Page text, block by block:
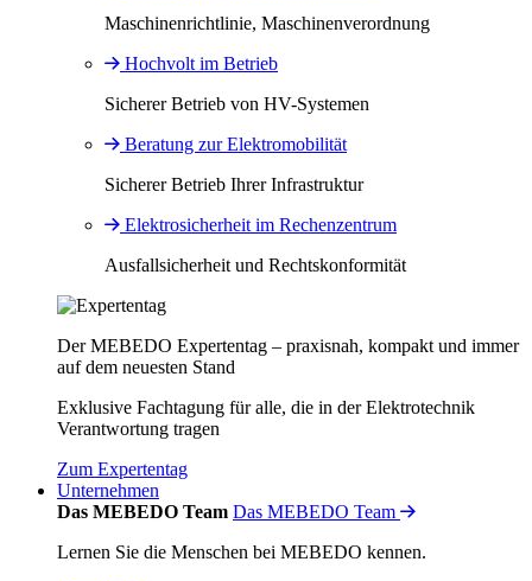
Maschinenrichtlinie, Maschinenverordnung
Hochvolt im Betrieb
Sicherer Betrieb von HV-Systemen
Beratung zur Elektromobilität
Sicherer Betrieb Ihrer Infrastruktur
Elektrosicherheit im Rechenzentrum
Ausfallsicherheit und Rechtskonformität
Der MEBEDO Expertentag – praxisnah, kompakt und immer
auf dem neuesten Stand
Exklusive Fachtagung für alle, die in der Elektrotechnik
Verantwortung tragen
Zum Expertentag
Unternehmen
Das MEBEDO Team Das MEBEDO Team
Lernen Sie die Menschen bei MEBEDO kennen.